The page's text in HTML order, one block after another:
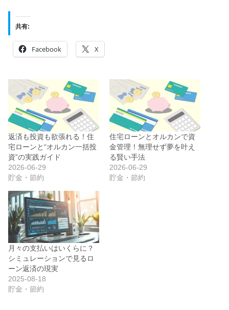
共有:
Facebook X
返済も投資も欲張れる！住
宅ローンと“オルカン一括投
資”の実践ガイド
2026-06-29
貯金・節約
住宅ローンとオルカンで資
金管理！無理せず夢を叶え
る賢い手法
2026-06-29
貯金・節約
月々の支払いはいくらに？
シミュレーションで見るロ
ーン返済の現実
2025-08-18
貯金・節約